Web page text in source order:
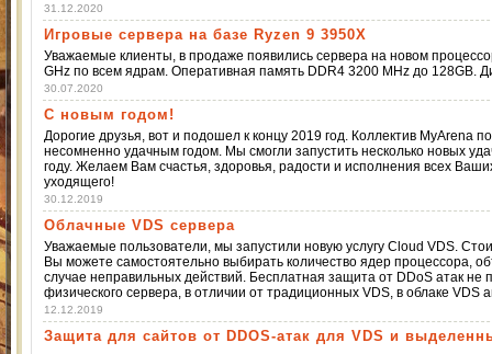
31.12.2020
Игровые сервера на базе Ryzen 9 3950X
Уважаемые клиенты, в продаже появились сервера на новом
GHz по всем ядрам. Оперативная память DDR4 3200 MHz до 128GB.
30.07.2020
С новым годом!
Дорогие друзья, вот и подошел к концу 2019 год. Коллектив
несомненно удачным годом. Мы смогли запустить несколько новых
году. Желаем Вам счастья, здоровья, радости и исполнения всех
уходящего!
30.12.2019
Облачные VDS сервера
Уважаемые пользователи, мы запустили новую услугу Cloud VDS.
Вы можете самостоятельно выбирать количество ядер процессора,
случае неправильных действий. Бесплатная защита от DDoS атак
физического сервера, в отличии от традиционных VDS, в облаке VDS
12.12.2019
Защита для сайтов от DDOS-атак для VDS и